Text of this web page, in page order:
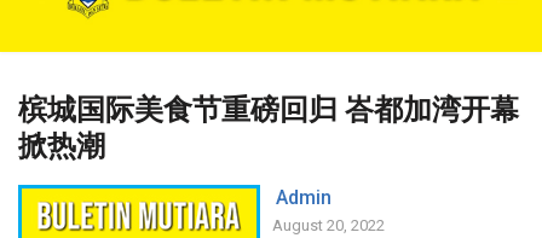
槟城国际美食节重磅回归 峇都加湾开幕
掀热潮
Admin
August 20, 2022